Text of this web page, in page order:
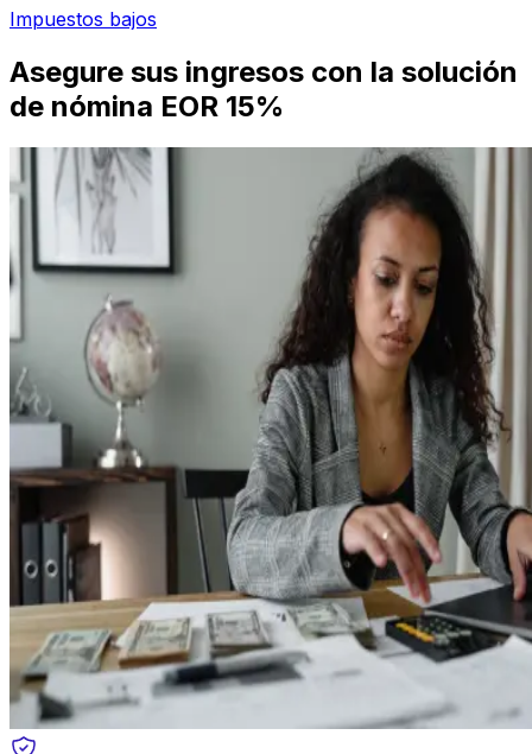
Impuestos bajos
Asegure sus ingresos con la solución
de nómina EOR 15%